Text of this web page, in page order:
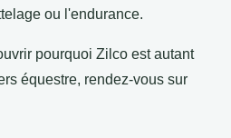
ou l'endurance.
pourquoi Zilco est autant
équestre, rendez-vous sur